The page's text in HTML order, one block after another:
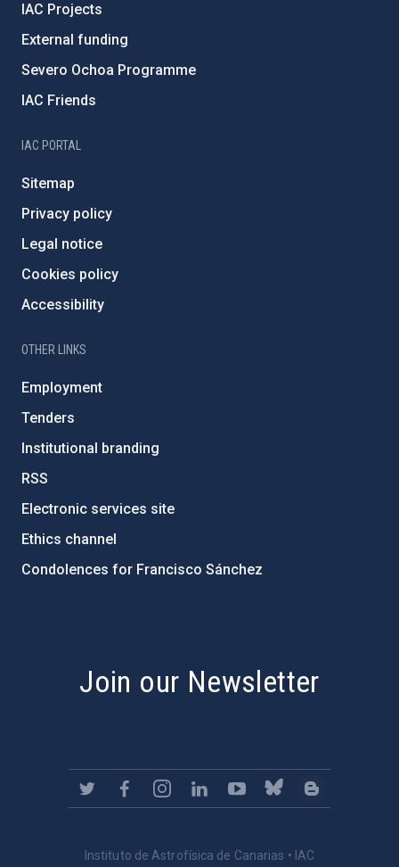
IAC Projects
External funding
Severo Ochoa Programme
IAC Friends
IAC PORTAL
Sitemap
Privacy policy
Legal notice
Cookies policy
Accessibility
OTHER LINKS
Employment
Tenders
Institutional branding
RSS
Electronic services site
Ethics channel
Condolences for Francisco Sánchez
Join our Newsletter
Instituto de Astrofísica de Canarias • IAC